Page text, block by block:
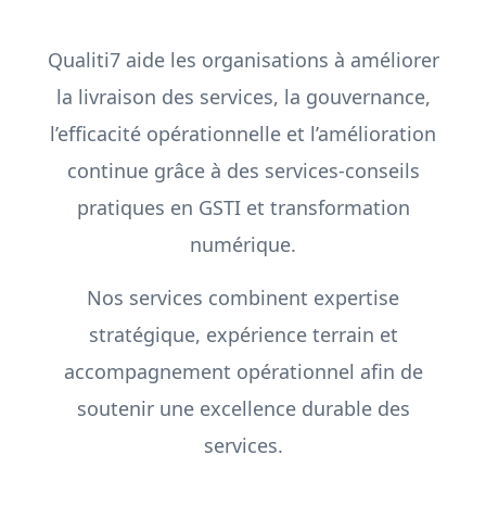
Qualiti7 aide les organisations à améliorer
la livraison des services, la gouvernance,
l’efficacité opérationnelle et l’amélioration
continue grâce à des services-conseils
pratiques en GSTI et transformation
numérique.
Nos services combinent expertise
stratégique, expérience terrain et
accompagnement opérationnel afin de
soutenir une excellence durable des
services.